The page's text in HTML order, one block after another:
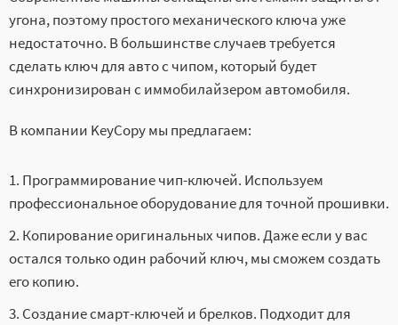
угона, поэтому простого механического ключа уже
недостаточно. В большинстве случаев требуется
сделать ключ для авто с чипом, который будет
синхронизирован с иммобилайзером автомобиля.
В компании KeyCopy мы предлагаем:
Программирование чип-ключей. Используем
профессиональное оборудование для точной прошивки.
Копирование оригинальных чипов. Даже если у вас
остался только один рабочий ключ, мы сможем создать
его копию.
Создание смарт-ключей и брелков. Подходит для